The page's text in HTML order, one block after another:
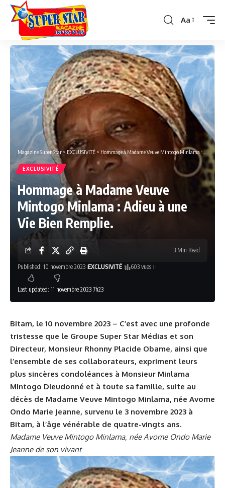
Font
Aa
Magazine Super Star > EXCLUSIVITÉ > Hommage à Madame Veuve Mintogo Minlama : Adieu à une Vie Bien Remplie.
EXCLUSIVITÉ
Hommage à Madame Veuve
Mintogo Minlama : Adieu à une
Vie Bien Remplie.
Last updated: 11 novembre 2023 7h23
Published: 10 novembre 2023 EXCLUSIVITÉ 603 vues
3 Min Read
Bitam, le 10 novembre 2023 – C’est avec une profonde
tristesse que le Groupe Super Star Médias et son
Directeur, Monsieur Rhonny Placide Obame, ainsi que
l’ensemble de ses collaborateurs, expriment leurs
plus sincères condoléances à Monsieur Minlama
Mintogo Dieudonné et à toute sa famille, suite au
décès de Madame Veuve Mintogo Minlama, née Avome
Ondo Marie Jeanne, survenu le 3 novembre 2023 à
Bitam, à l’âge vénérable de quatre-vingts ans.
Madame Veuve Mintogo Minlama, née Avome Ondo Marie
Jeanne de son vivant